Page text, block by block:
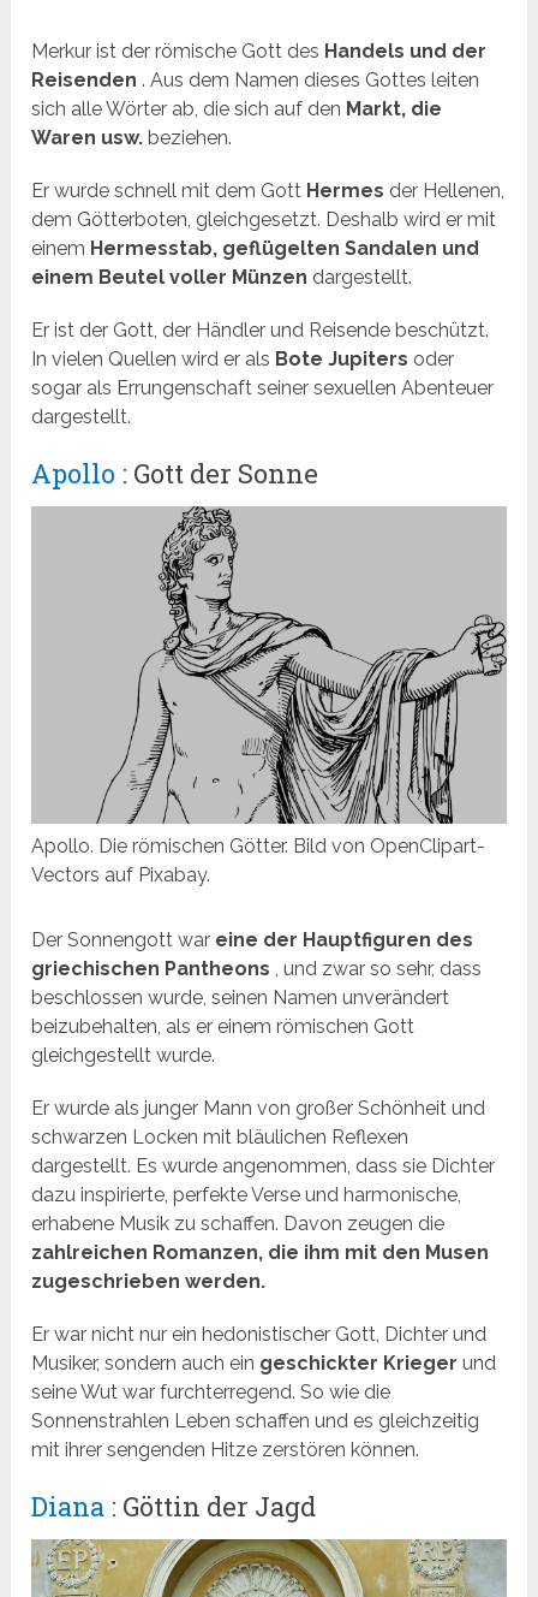
Merkur ist der römische Gott des Handels und der
Reisenden . Aus dem Namen dieses Gottes leiten
sich alle Wörter ab, die sich auf den Markt, die
Waren usw. beziehen.
Er wurde schnell mit dem Gott Hermes der Hellenen,
dem Götterboten, gleichgesetzt. Deshalb wird er mit
einem Hermesstab, geflügelten Sandalen und
einem Beutel voller Münzen dargestellt.
Er ist der Gott, der Händler und Reisende beschützt.
In vielen Quellen wird er als Bote Jupiters oder
sogar als Errungenschaft seiner sexuellen Abenteuer
dargestellt.
Apollo : Gott der Sonne
Apollo. Die römischen Götter. Bild von OpenClipart-
Vectors auf Pixabay.
Der Sonnengott war eine der Hauptfiguren des
griechischen Pantheons , und zwar so sehr, dass
beschlossen wurde, seinen Namen unverändert
beizubehalten, als er einem römischen Gott
gleichgestellt wurde.
Er wurde als junger Mann von großer Schönheit und
schwarzen Locken mit bläulichen Reflexen
dargestellt. Es wurde angenommen, dass sie Dichter
dazu inspirierte, perfekte Verse und harmonische,
erhabene Musik zu schaffen. Davon zeugen die
zahlreichen Romanzen, die ihm mit den Musen
zugeschrieben werden.
Er war nicht nur ein hedonistischer Gott, Dichter und
Musiker, sondern auch ein geschickter Krieger und
seine Wut war furchterregend. So wie die
Sonnenstrahlen Leben schaffen und es gleichzeitig
mit ihrer sengenden Hitze zerstören können.
Diana : Göttin der Jagd